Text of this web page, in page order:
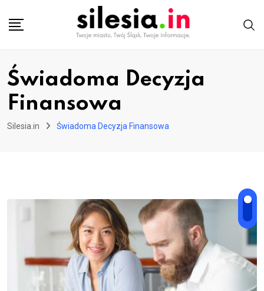
Świadoma Decyzja
Finansowa
Silesia.in Świadoma Decyzja Finansowa